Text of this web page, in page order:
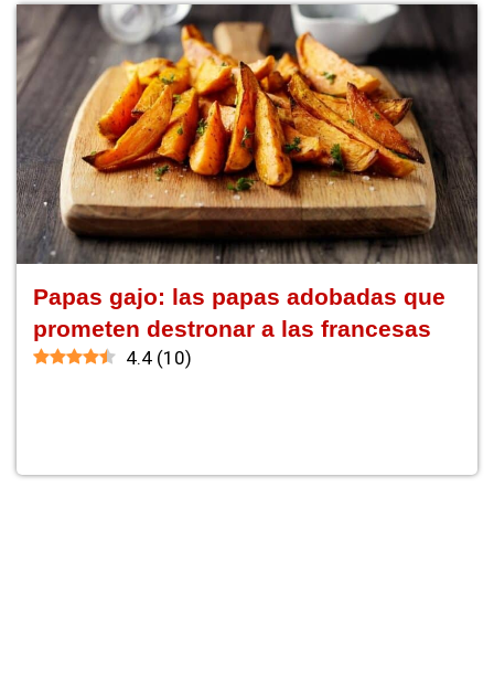
Papas gajo: las papas adobadas que
prometen destronar a las francesas
4.4 (10)